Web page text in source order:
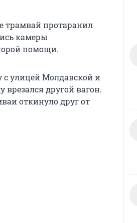
трамвай протаранил
камеры
помощи.
с улицей Молдавской и
врезался другой вагон.
откинуло друг от